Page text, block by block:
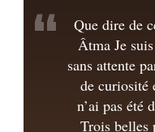
“
Que dire de
Âtma Je
sans attente
de curiosité
n’ai pas été
Trois belles